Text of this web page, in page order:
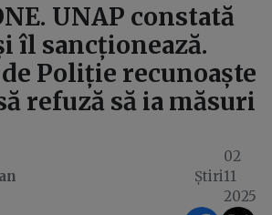
UNAP constată
îl sancționează.
Poliție recunoaște
refuză să ia măsuri
Știri
02
11
2025